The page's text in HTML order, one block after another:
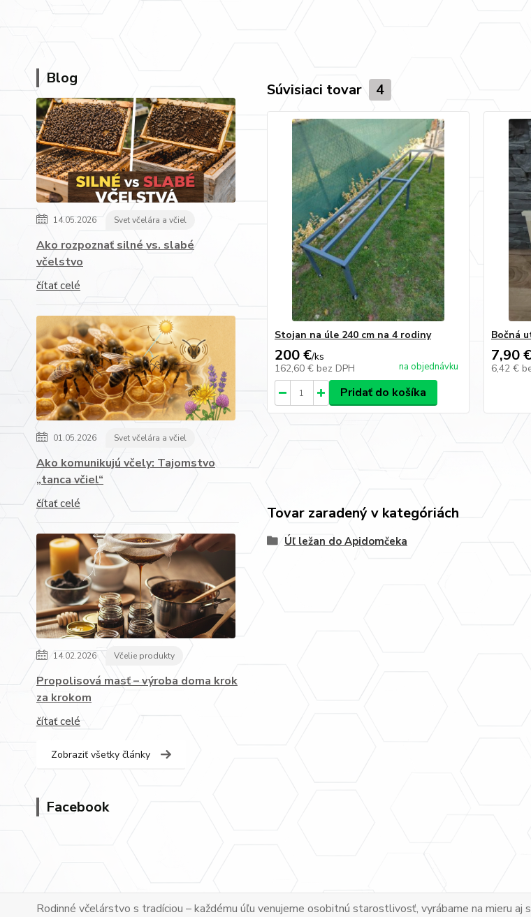
Blog
14.05.2026 Svet včelára a včiel
Ako rozpoznať silné vs. slabé
včelstvo
čítať celé
01.05.2026 Svet včelára a včiel
Ako komunikujú včely: Tajomstvo
„tanca včiel“
čítať celé
14.02.2026 Včelie produkty
Propolisová masť – výroba doma krok
za krokom
čítať celé
Zobraziť všetky články
Facebook
Súvisiaci tovar 4
Stojan na úle 240 cm na 4 rodiny
200 €/ks
162,60 € bez DPH na objednávku
Pridať do košíka
Bočná
7,90 €
6,42 €
Tovar zaradený v kategóriách
Úľ ležan do Apidomčeka
Rodinné včelárstvo s tradíciou – každému úľu venujeme osobitnú starostlivosť, vyrábame na mieru aj